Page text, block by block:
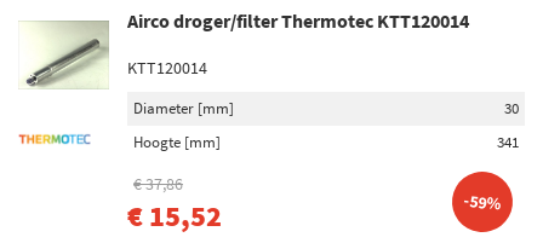
Airco droger/filter Thermotec KTT120014
KTT120014
Diameter [mm]
30
Hoogte [mm]
341
€ 37,86
€ 15,52 -59%